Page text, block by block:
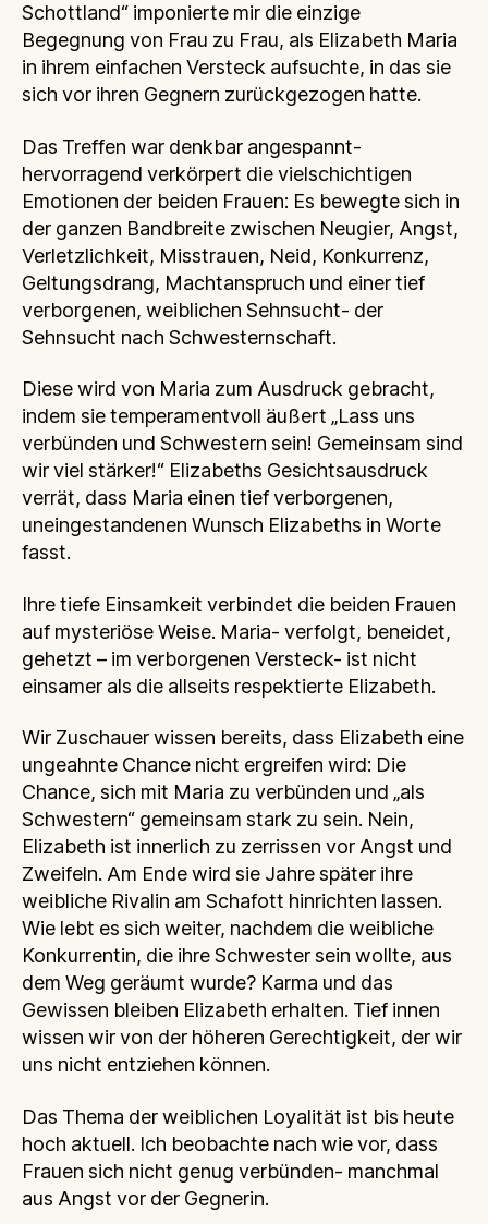
Schottland“ imponierte mir die einzige
Begegnung von Frau zu Frau, als Elizabeth Maria
in ihrem einfachen Versteck aufsuchte, in das sie
sich vor ihren Gegnern zurückgezogen hatte.
Das Treffen war denkbar angespannt-
hervorragend verkörpert die vielschichtigen
Emotionen der beiden Frauen: Es bewegte sich in
der ganzen Bandbreite zwischen Neugier, Angst,
Verletzlichkeit, Misstrauen, Neid, Konkurrenz,
Geltungsdrang, Machtanspruch und einer tief
verborgenen, weiblichen Sehnsucht- der
Sehnsucht nach Schwesternschaft.
Diese wird von Maria zum Ausdruck gebracht,
indem sie temperamentvoll äußert „Lass uns
verbünden und Schwestern sein! Gemeinsam sind
wir viel stärker!“ Elizabeths Gesichtsausdruck
verrät, dass Maria einen tief verborgenen,
uneingestandenen Wunsch Elizabeths in Worte
fasst.
Ihre tiefe Einsamkeit verbindet die beiden Frauen
auf mysteriöse Weise. Maria- verfolgt, beneidet,
gehetzt – im verborgenen Versteck- ist nicht
einsamer als die allseits respektierte Elizabeth.
Wir Zuschauer wissen bereits, dass Elizabeth eine
ungeahnte Chance nicht ergreifen wird: Die
Chance, sich mit Maria zu verbünden und „als
Schwestern“ gemeinsam stark zu sein. Nein,
Elizabeth ist innerlich zu zerrissen vor Angst und
Zweifeln. Am Ende wird sie Jahre später ihre
weibliche Rivalin am Schafott hinrichten lassen.
Wie lebt es sich weiter, nachdem die weibliche
Konkurrentin, die ihre Schwester sein wollte, aus
dem Weg geräumt wurde? Karma und das
Gewissen bleiben Elizabeth erhalten. Tief innen
wissen wir von der höheren Gerechtigkeit, der wir
uns nicht entziehen können.
Das Thema der weiblichen Loyalität ist bis heute
hoch aktuell. Ich beobachte nach wie vor, dass
Frauen sich nicht genug verbünden- manchmal
aus Angst vor der Gegnerin.